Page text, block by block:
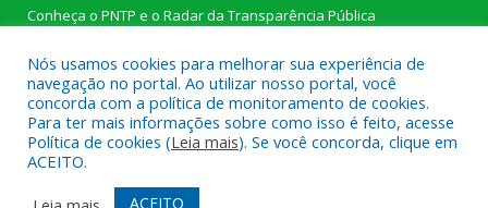
Conheça o PNTP e o Radar da Transparência Pública
Todos os direitos reservados a Câmara Municipal de Novo
Progresso.
Mapa do Site Acessar Área Administrativa
Nós usamos cookies para melhorar sua experiência de
navegação no portal. Ao utilizar nosso portal, você
concorda com a política de monitoramento de cookies.
Para ter mais informações sobre como isso é feito, acesse
Política de cookies (Leia mais). Se você concorda, clique em
ACEITO.
ACEITO